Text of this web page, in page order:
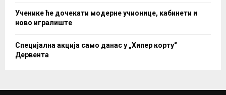
Ученике ће дочекати модерне учионице, кабинети и
ново игралиште
Специјална акција само данас у „Хипер корту“
Дервента